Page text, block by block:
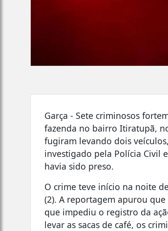
Garça - Sete criminosos
fazenda no bairro Itiratupã,
fugiram levando dois
investigado pela Polícia Civil
havia sido preso.
O crime teve início na noite
(2). A reportagem apurou
que impediu o registro da
levar as sacas de café, os